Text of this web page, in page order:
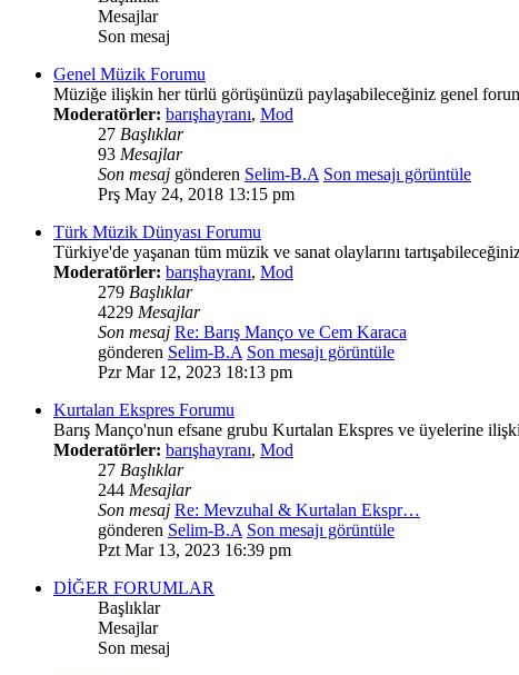
Mesajlar
Son mesaj
Genel Müzik Forumu
Müziğe ilişkin her türlü görüşünüzü paylaşabileceğiniz genel
Moderatörler: barışhayranı, Mod
27 Başlıklar
93 Mesajlar
Son mesaj gönderen Selim-B.A Son mesajı görüntüle
Prş May 24, 2018 13:15 pm
Türk Müzik Dünyası Forumu
Türkiye'de yaşanan tüm müzik ve sanat olaylarını
Moderatörler: barışhayranı, Mod
279 Başlıklar
4229 Mesajlar
Son mesaj Re: Barış Manço ve Cem Karaca
gönderen Selim-B.A Son mesajı görüntüle
Pzr Mar 12, 2023 18:13 pm
Kurtalan Ekspres Forumu
Barış Manço'nun efsane grubu Kurtalan Ekspres ve üyelerine
Moderatörler: barışhayranı, Mod
27 Başlıklar
244 Mesajlar
Son mesaj Re: Mevzuhal & Kurtalan Ekspr…
gönderen Selim-B.A Son mesajı görüntüle
Pzt Mar 13, 2023 16:39 pm
DİĞER FORUMLAR
Başlıklar
Mesajlar
Son mesaj